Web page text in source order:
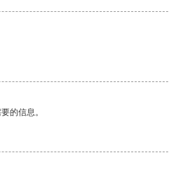
的信息。